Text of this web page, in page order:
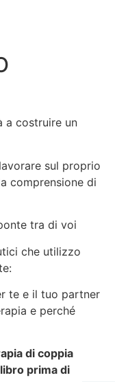
a costruire un
sul proprio
comprensione di
tra di voi
che utilizzo
te e il tuo partner
e perché
di coppia
prima di